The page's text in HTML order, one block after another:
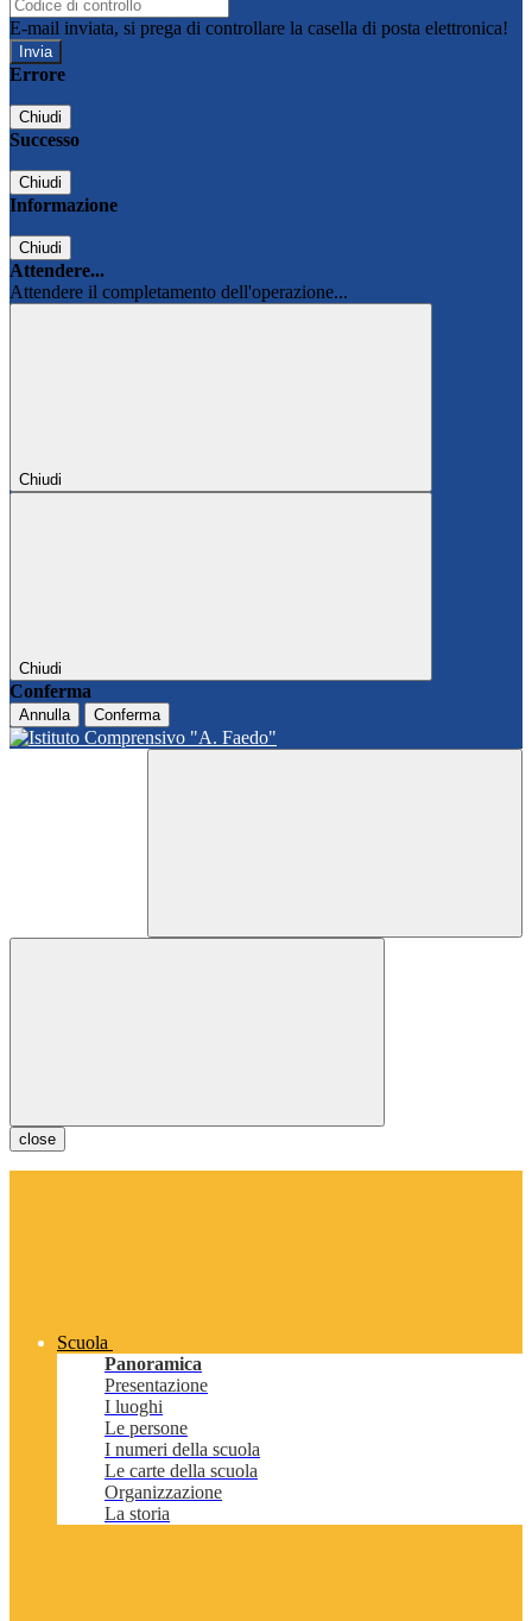
E-mail inviata, si prega di controllare la casella di posta elettronica!
Errore
Chiudi
Successo
Chiudi
Informazione
Chiudi
Attendere...
Attendere il completamento dell'operazione...
Chiudi
Chiudi
Conferma
Annulla Conferma
close
Scuola
Panoramica
Presentazione
I luoghi
Le persone
I numeri della scuola
Le carte della scuola
Organizzazione
La storia